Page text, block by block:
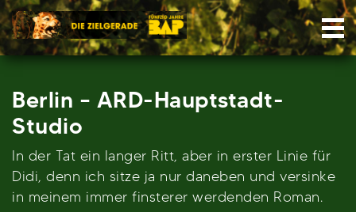
Skip
to
content
Berlin – ARD-Hauptstadt-
Studio
In der Tat ein langer Ritt, aber in erster Linie für
Didi, denn ich sitze ja nur daneben und versinke
in meinem immer finsterer werdenden Roman.